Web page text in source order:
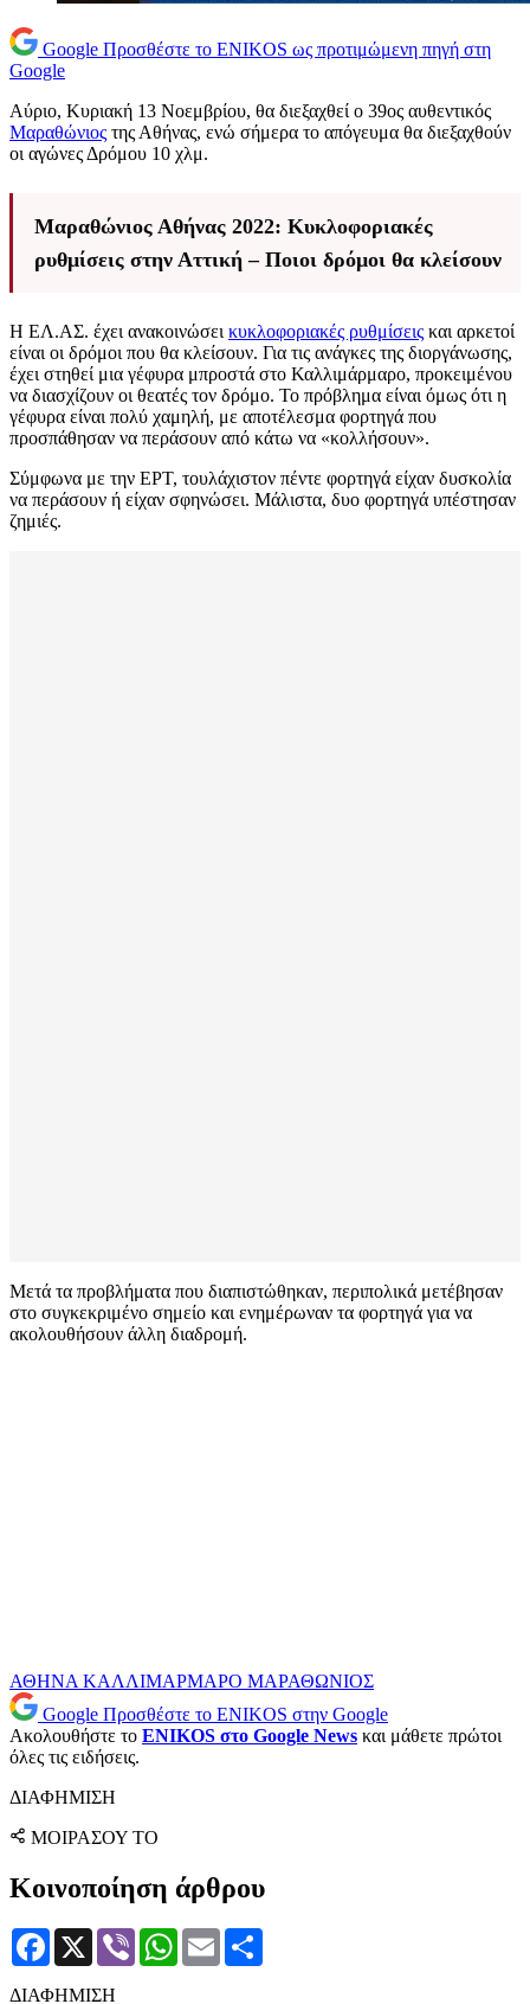
Google Προσθέστε το ENIKOS ως προτιμώμενη πηγή στη
Google
Αύριο, Κυριακή 13 Νοεμβρίου, θα διεξαχθεί ο 39ος αυθεντικός
Μαραθώνιος της Αθήνας, ενώ σήμερα το απόγευμα θα διεξαχθούν
οι αγώνες Δρόμου 10 χλμ.
Μαραθώνιος Αθήνας 2022: Κυκλοφοριακές
ρυθμίσεις στην Αττική – Ποιοι δρόμοι θα κλείσουν
Η ΕΛ.ΑΣ. έχει ανακοινώσει κυκλοφοριακές ρυθμίσεις και αρκετοί
είναι οι δρόμοι που θα κλείσουν. Για τις ανάγκες της διοργάνωσης,
έχει στηθεί μια γέφυρα μπροστά στο Καλλιμάρμαρο, προκειμένου
να διασχίζουν οι θεατές τον δρόμο. Το πρόβλημα είναι όμως ότι η
γέφυρα είναι πολύ χαμηλή, με αποτέλεσμα φορτηγά που
προσπάθησαν να περάσουν από κάτω να «κολλήσουν».
Σύμφωνα με την ΕΡΤ, τουλάχιστον πέντε φορτηγά είχαν δυσκολία
να περάσουν ή είχαν σφηνώσει. Μάλιστα, δυο φορτηγά υπέστησαν
ζημιές.
Μετά τα προβλήματα που διαπιστώθηκαν, περιπολικά μετέβησαν
στο συγκεκριμένο σημείο και ενημέρωναν τα φορτηγά για να
ακολουθήσουν άλλη διαδρομή.
ΑΘΗΝΑ ΚΑΛΛΙΜΑΡΜΑΡΟ ΜΑΡΑΘΩΝΙΟΣ
Google Προσθέστε το ENIKOS στην Google
Ακολουθήστε το ENIKOS στο Google News και μάθετε πρώτοι
όλες τις ειδήσεις.
ΔΙΑΦΗΜΙΣΗ
ΜΟΙΡΑΣΟΥ ΤΟ
Κοινοποίηση άρθρου
Facebook
X Viber WhatsApp
Email
ΔΙΑΦΗΜΙΣΗ